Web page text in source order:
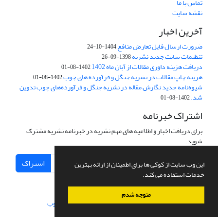
این وب سایت از کوکی ها برای اطمینان از ارائه بهترین
خدمات استفاده می کند.
متوجه شدم
نقشه سایت
آخرین اخبار
ضرورت ارسال فایل تعارض منافع1404-10-24
تنظیمات سایت جدید نشریه1398-09-26
دریافت هزینه داوری مقالات از آبان ماه 1402 1402-08-01
هزینه چاپ مقالات در نشریه جنگل و فرآورده های چوب1402-08-01
شیوه‌نامه جدید نگارش مقاله در نشریه جنگل و فرآورده‌های چوب تدوین
شد.1402-08-01
اشتراک خبرنامه
برای دریافت اخبار و اطلاعیه های مهم نشریه در خبرنامه نشریه مشترک
شوید.
اشتراک
سامانه مدیریت نشریات علمی.طراحی و پیاده سازی از سیناوب